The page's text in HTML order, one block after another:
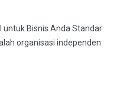
untuk Bisnis Anda Standar
organisasi independen